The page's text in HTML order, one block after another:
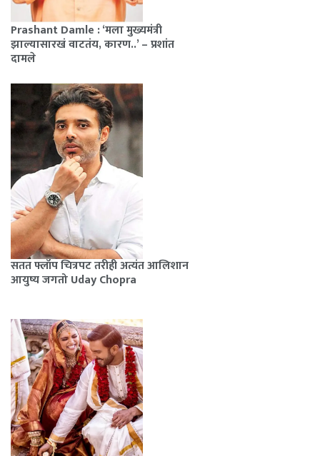
Prashant Damle : ‘मला मुख्यमंत्री
झाल्यासारखं वाटतंय, कारण..’ – प्रशांत
दामले
सतत फ्लॉप चित्रपट तरीही अत्यंत आलिशान
आयुष्य जगतो Uday Chopra